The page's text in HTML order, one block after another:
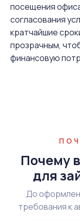
посещения
согласования
кратчайшие
прозрачным,
финансовую
Почему
для
До
требования к